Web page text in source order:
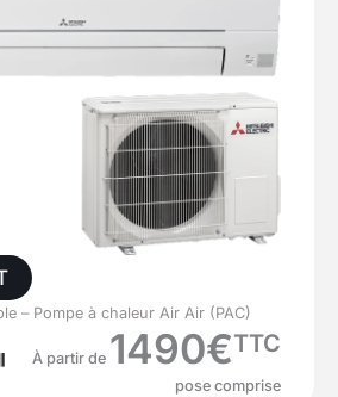
– Pompe à chaleur Air Air (PAC)
À partir de 1490€TTC
pose comprise